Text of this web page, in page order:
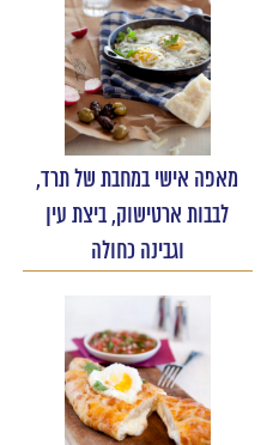
מאפה אישי במחבת של תרד,
לבבות ארטישוק, ביצת עין
וגבינה כחולה